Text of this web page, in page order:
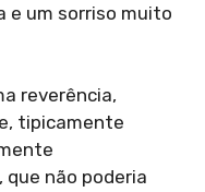
e um sorriso muito
reverência,
tipicamente
que não poderia